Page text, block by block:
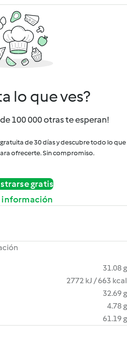
lo que ves?
100 000 otras te esperan!
de 30 días y descubre todo lo que
ofrecerte. Sin compromiso.
gratis
información
31.08 g
2772 kJ / 663 kcal
32.69 g
4.78 g
61.19 g